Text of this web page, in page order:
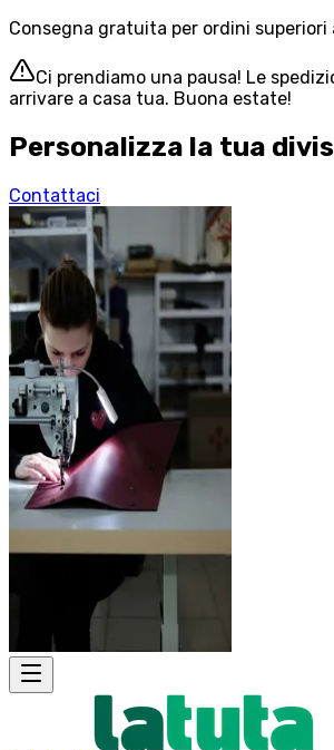
Consegna gratuita per ordini superiori
Ci prendiamo una pausa! Le
arrivare a casa tua. Buona estate!
Personalizza la tua
Contattaci